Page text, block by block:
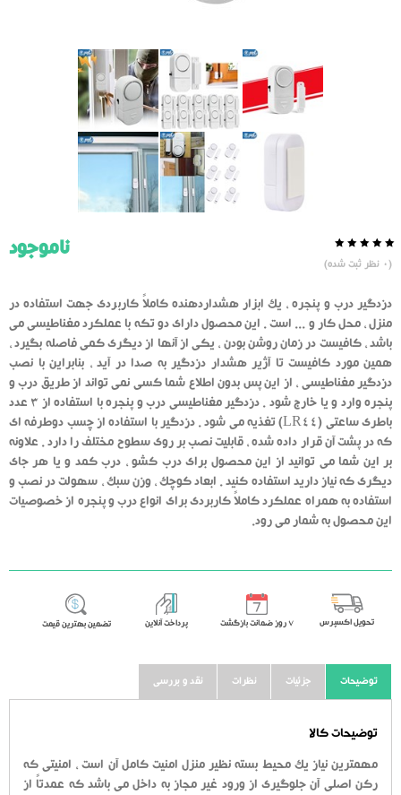
از
50
رای
دهنده
(
0 نظر ثبت شده)
ناموجود
دزدگیر درب و پنجره ، یک ابزار هشداردهنده کاملاً کاربردی جهت استفاده در
منزل ، محل کار و ... است . این محصول دارای دو تکه با عملکرد مغناطیسی می
باشد ، کافیست در زمان روشن بودن ، یکی از آنها از دیگری کمی فاصله بگیرد ،
همین مورد کافیست تا آژیر هشدار دزدگیر به صدا در آید ، بنابراین با نصب
دزدگیر مغناطیسی ، از این پس بدون اطلاع شما کسی نمی تواند از طریق درب و
پنجره وارد و یا خارج شود . دزدگیر مغناطیسی درب و پنجره با استفاده از 3 عدد
باطری ساعتی (LR44) تغذیه می شود . دزدگیر با استفاده از چسب دوطرفه ای
که در پشت آن قرار داده شده ، قابلیت نصب بر روی سطوح مختلف را دارد . علاونه
بر این شما می توانید از این محصول برای درب کشو ، درب کمد و یا هر جای
دیگری که نیاز دارید استفاده کنید . ابعاد کوچک ، وزن سبک ، سهولت در نصب و
استفاده به همراه عملکرد کاملاً کاربردی برای انواع درب و پنجره از خصوصیات
این محصول به شمار می رود.
تحویل اکسپرس ٧ روز ضمانت بازگشت پرداخت آنلاین تضمین بهترین قیمت
توضیحات جزئیات نظرات نقد و بررسی
توضیحات کالا
مهمترین نیاز یک محیط بسته نظیر منزل امنیت کامل آن است ، امنیتی که
رکن اصلی آن جلوگیری از ورود غیر مجاز به داخل می باشد که عمدتاً از